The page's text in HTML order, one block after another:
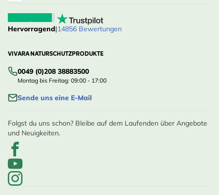
Hervorragend|14856 Bewertungen
VIVARA NATURSCHUTZPRODUKTE
0049 (0)208 38883500
Montag bis Freitag: 09:00 - 17:00
Sende uns eine E-Mail
Folgst du uns schon? Bleibe auf dem Laufenden über Angebote
und Neuigkeiten.